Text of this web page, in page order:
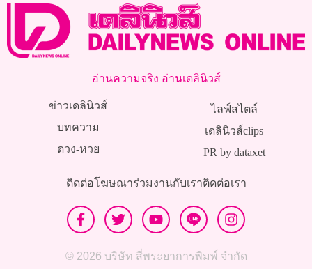
อ่านความจริง อ่านเดลินิวส์
ข่าวเดลินิวส์
บทความ
ดวง-หวย
ไลฟ์สไตล์
เดลินิวส์clips
PR by dataxet
ติดต่อโฆษณาร่วมงานกับเราติดต่อเรา
© 2026 บริษัท สี่พระยาการพิมพ์ จำกัด